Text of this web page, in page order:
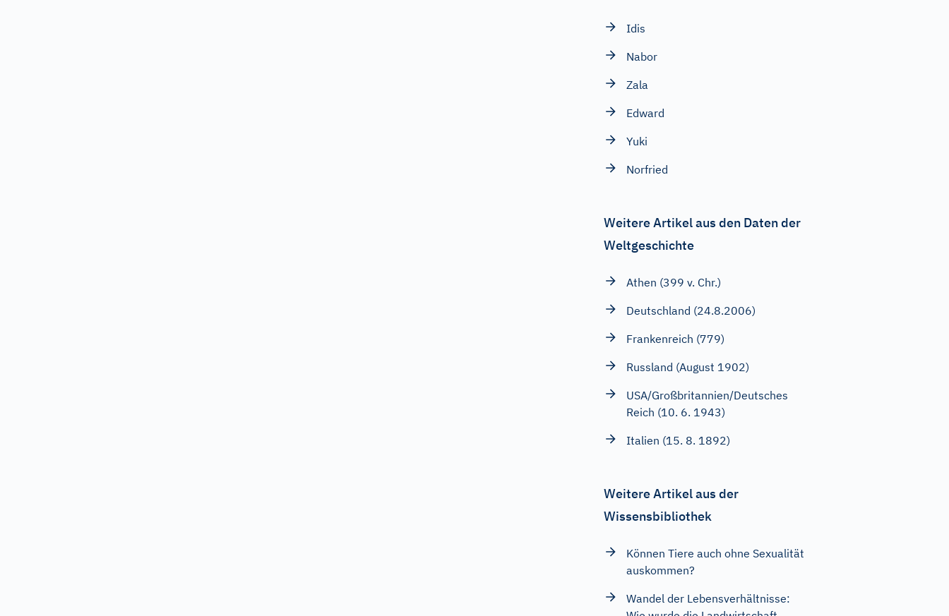
Idis
Nabor
Zala
Edward
Yuki
Norfried
Weitere Artikel aus den Daten der
Weltgeschichte
Athen (399 v. Chr.)
Deutschland (24.8.2006)
Frankenreich (779)
Russland (August 1902)
USA/Großbritannien/Deutsches
Reich (10. 6. 1943)
Italien (15. 8. 1892)
Weitere Artikel aus der
Wissensbibliothek
Können Tiere auch ohne Sexualität
auskommen?
Wandel der Lebensverhältnisse: